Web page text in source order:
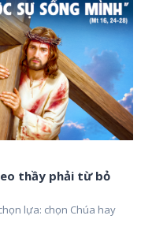
thầy phải từ bỏ
lựa: chọn Chúa hay